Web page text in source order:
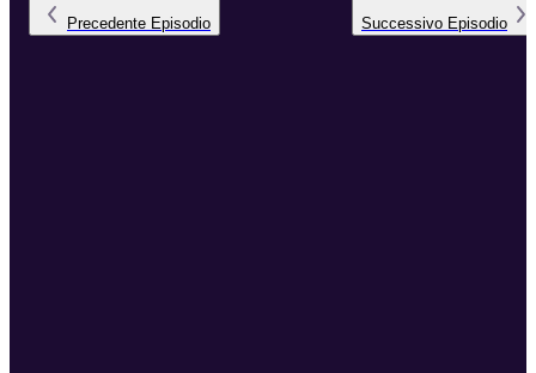
Precedente Episodio Successivo Episodio